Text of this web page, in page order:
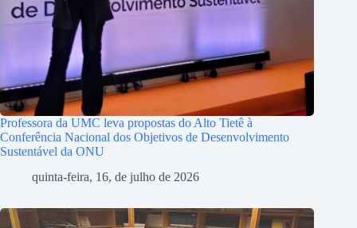
Professora da UMC leva propostas do Alto Tietê à
Conferência Nacional dos Objetivos de Desenvolvimento
Sustentável da ONU
quinta-feira, 16, de julho de 2026